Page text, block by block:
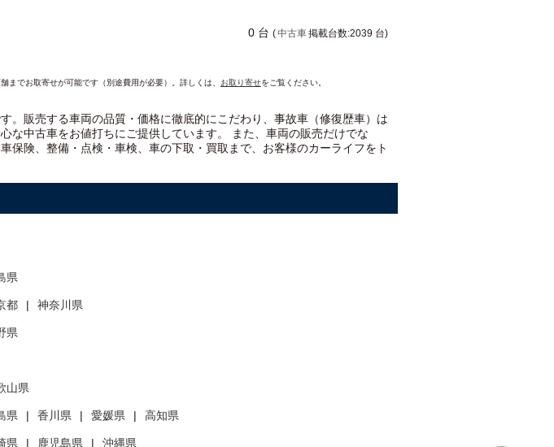
0 台 (中古車掲載台数:2039 台)
でお取寄せが可能です（別途費用が必要）。詳しくは、 お取り寄せをご覧ください。
。販売する車両の品質・価格に徹底的にこだわり、事故車（修復歴車）は
な中古車をお値打ちに ご提供しています。 また、車両の販売だけでな
保険、整備・点検・車検、車の下取・買取まで、お客様のカーライフをト
県
都 神奈川県
県
山県
県 香川県 愛媛県 高知県
県 鹿児島県 沖縄県